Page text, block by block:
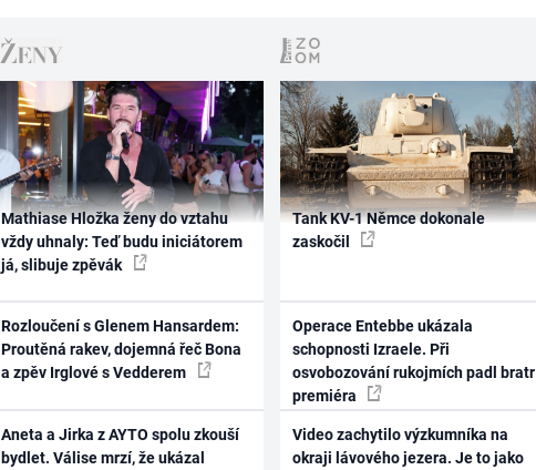
Mathiase Hložka ženy do vztahu
vždy uhnaly: Teď budu iniciátorem
já, slibuje zpěvák
Rozloučení s Glenem Hansardem:
Proutěná rakev, dojemná řeč Bona
a zpěv Irglové s Vedderem
Aneta a Jirka z AYTO spolu zkouší
bydlet. Válise mrzí, že ukázal
Tank KV-1 Němce dokonale
zaskočil
Operace Entebbe ukázala
schopnosti Izraele. Při
osvobozování rukojmích padl bratr
premiéra
Video zachytilo výzkumníka na
okraji lávového jezera. Je to jako